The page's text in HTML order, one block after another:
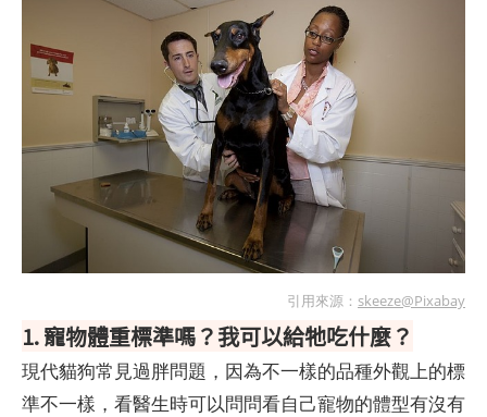
引用來源： skeeze@Pixabay
1. 寵物體重標準嗎？我可以給牠吃什麼？
現代貓狗常見過胖問題，因為不一樣的品種外觀上的標
準不一樣，看醫生時可以問問看自己寵物的體型有沒有